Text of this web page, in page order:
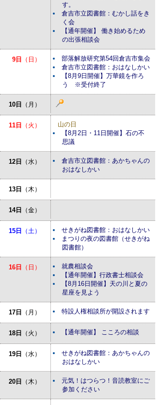
す。
倉吉市立図書館：むかし話をき
く会
【通年開催】 働き始めるため
の出張相談会
9日 （日）
部落解放研究第54回倉吉市集会
倉吉市立図書館：おはなしかい
【8月9日開催】万華鏡を作ろ
う ※受付終了
10日 （月）
11日 （火）
山の日
【8月2日・11日開催】石の不
思議
12日 （水）
倉吉市立図書館：あかちゃんの
おはなしかい
13日 （木）
14日 （金）
15日 （土）
せきがね図書館：おはなしかい
まつりの夜の図書館（せきがね
図書館）
16日 （日）
就農相談会
【通年開催】行政書士相談会
【8月16日開催】天の川と夏の
星座を見よう
17日 （月） 特設人権相談所が開設されます
18日 （火） 【通年開催】 こころの相談
19日 （水）
せきがね図書館：あかちゃんの
おはなしかい
20日 （木）
元気！はつらつ！音読教室にご
参加ください